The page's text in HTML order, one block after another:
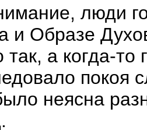
люди
и Образе
а когда-
покоя
неясна